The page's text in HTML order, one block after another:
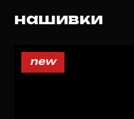
нашивки